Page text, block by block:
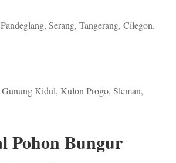
Serang, Tangerang, Cilegon.
Kidul, Kulon Progo, Sleman,
Pohon Bungur